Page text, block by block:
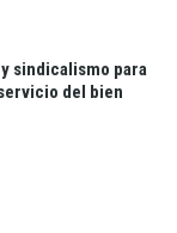
sindicalismo para
del bien